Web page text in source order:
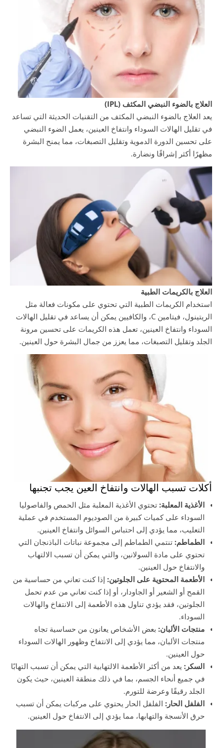
العلاج بالضوء النبضي المكثف (IPL)
يعد العلاج بالضوء النبضي المكثف من التقنيات الحديثة التي تساعد
في تقليل الهالات السوداء وانتفاخ العينين، يعمل الضوء النبضي
على تحسين الدورة الدموية وتقليل التصبغات، مما يمنح البشرة
مظهرًا أكثر إشراقًا ونضارة.
العلاج بالكريمات الطبية
استخدام الكريمات الطبية التي تحتوي على مكونات فعالة مثل
الريتينول، فيتامين C، والكافيين يمكن أن يساعد في تقليل الهالات
السوداء وانتفاخ العينين، تعمل هذه الكريمات على تحسين مرونة
الجلد وتقليل التصبغات، مما يعزز من جمال البشرة حول العينين.
أكلات تسبب الهالات وانتفاخ العين يجب تجنبها
الأغذية المعلبة: تحتوي الأغذية المعلبة مثل الحمص والفاصوليا
السوداء على كميات كبيرة من الصوديوم المستخدم في عملية
التعليب، مما يؤدي إلى احتباس السوائل وانتفاخ العينين.
الطماطم: تنتمي الطماطم إلى مجموعة نباتات الباذنجان التي
تحتوي على مادة السولانين، والتي يمكن أن تسبب الالتهاب
والانتفاخ حول العينين.
الأطعمة المحتوية على الجلوتين: إذا كنت تعاني من حساسية من
القمح أو الشعير أو الجاودار، أو إذا كنت تعاني من عدم تحمل
الجلوتين، فقد يؤدي تناول هذه الأطعمة إلى الانتفاخ والهالات
السوداء.
منتجات الألبان: بعض الأشخاص يعانون من حساسية تجاه
منتجات الألبان، مما يؤدي إلى الانتفاخ وظهور الهالات السوداء
حول العينين.
السكر: يعد من أكثر الأطعمة الالتهابية التي يمكن أن تسبب التهابًا
في جميع أنحاء الجسم، بما في ذلك منطقة العينين، حيث يكون
الجلد رقيقًا وعرضة للتورم.
الفلفل الحار: الفلفل الحار يحتوي على مركبات يمكن أن تسبب
حرق الأنسجة والتهابها، مما يؤدي إلى الانتفاخ حول العينين.